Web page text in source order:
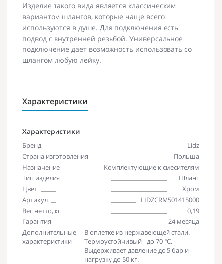
Изделие такого вида является классическим
вариантом шлангов, которые чаще всего
используются в душе. Для подключения есть
подвод с внутренней резьбой. Универсальное
подключение дает возможность использовать со
шлангом любую лейку.
Характеристики
Характеристики
Бренд
Lidz
Страна изготовления
Польша
Назначение
Комплектующие к смесителям
Тип изделия
Шланг
Цвет
Хром
Артикул
LIDZCRM501415000
Вес нетто, кг
0,19
Гарантия
24 месяца
Дополнительные
характеристики
В оплетке из нержавеющей стали.
Термоустойчивый - до 70 °C.
Выдерживает давление до 5 бар и
нагрузку до 50 кг.